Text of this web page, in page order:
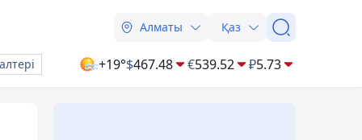
Алматы Қаз
+19°$467.48 €539.52 ₽5.73